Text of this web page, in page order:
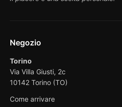
Negozio
Torino
Via Villa Giusti, 2c
10142 Torino (TO)
Come arrivare